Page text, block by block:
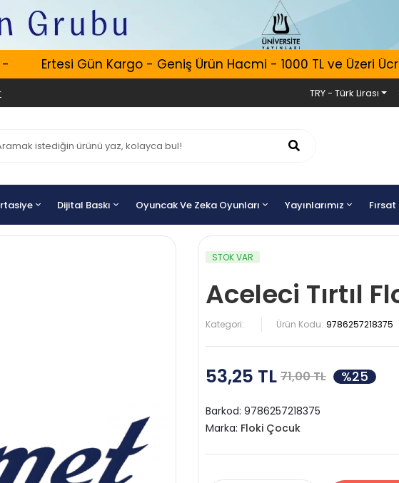
Ertesi Gün Kargo - Geniş Ürün Hacmi - 1000 TL ve Üzeri
TRY - Türk Lirası
Dijital Baskı Oyuncak Ve Zeka Oyunları Yayınlarımız
STOK VAR
Aceleci Tırtıl
Kategori: Ürün Kodu: 9786257218375
53,25 TL 71,00 TL %25
Barkod: 9786257218375
Marka: Floki Çocuk